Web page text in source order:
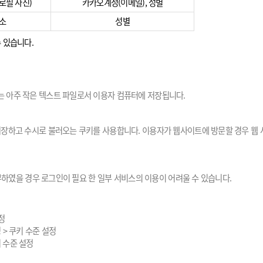
성별
습니다.
주 작은 텍스트 파일로서 이용자 컴퓨터에 저장됩니다.
하고 수시로 불러오는 쿠키를 사용합니다. 이용자가 웹사이트에 방문할 경우
였을 경우 로그인이 필요 한 일부 서비스의 이용이 어려울 수 있습니다.
쿠키 수준 설정
준 설정